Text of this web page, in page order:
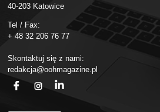
40-203 Katowice
Tel / Fax:
+ 48 32 206 76 77
Skontaktuj się z nami:
redakcja@oohmagazine.pl